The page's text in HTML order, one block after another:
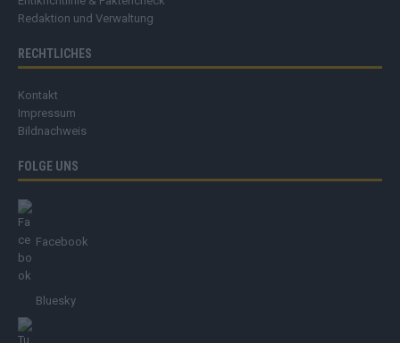
Redaktion und Verwaltung
RECHTLICHES
Kontakt
Impressum
Bildnachweis
FOLGE UNS
Facebook
Bluesky